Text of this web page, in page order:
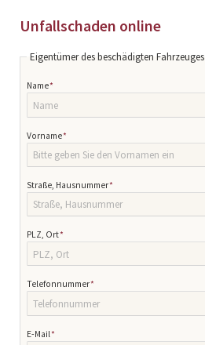
Unfallschaden online
Eigentümer des beschädigten Fahrzeuges
Pflichtfeld
Name*
Pflichtfeld
Vorname*
Pflichtfeld
Straße, Hausnummer*
Pflichtfeld
PLZ, Ort*
Pflichtfeld
Telefonnummer*
Pflichtfeld
E-Mail*